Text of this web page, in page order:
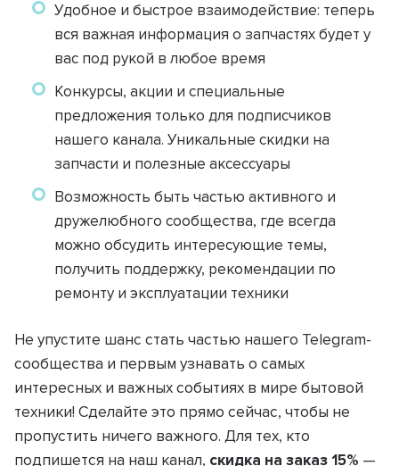
Удобное и быстрое взаимодействие: теперь
вся важная информация о запчастях будет у
вас под рукой в любое время
Конкурсы, акции и специальные
предложения только для подписчиков
нашего канала. Уникальные скидки на
запчасти и полезные аксессуары
Возможность быть частью активного и
дружелюбного сообщества, где всегда
можно обсудить интересующие темы,
получить поддержку, рекомендации по
ремонту и эксплуатации техники
Не упустите шанс стать частью нашего Telegram-
сообщества и первым узнавать о самых
интересных и важных событиях в мире бытовой
техники! Сделайте это прямо сейчас, чтобы не
пропустить ничего важного. Для тех, кто
подпишется на наш канал, скидка на заказ 15% —